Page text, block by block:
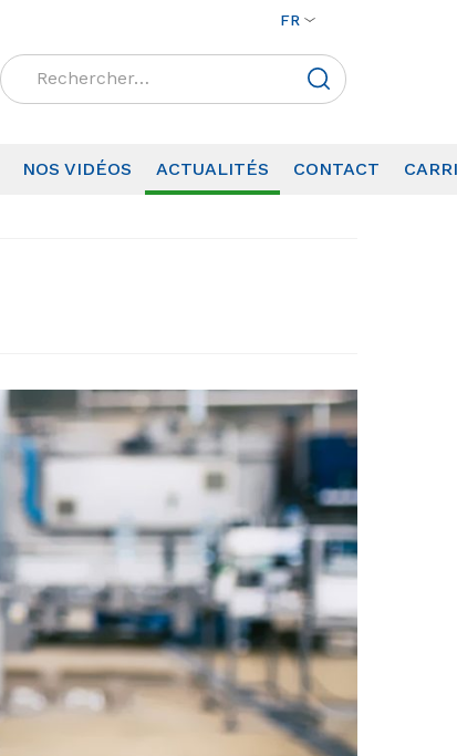
FR
Rechercher :
NOS VIDÉOS ACTUALITÉS CONTACT